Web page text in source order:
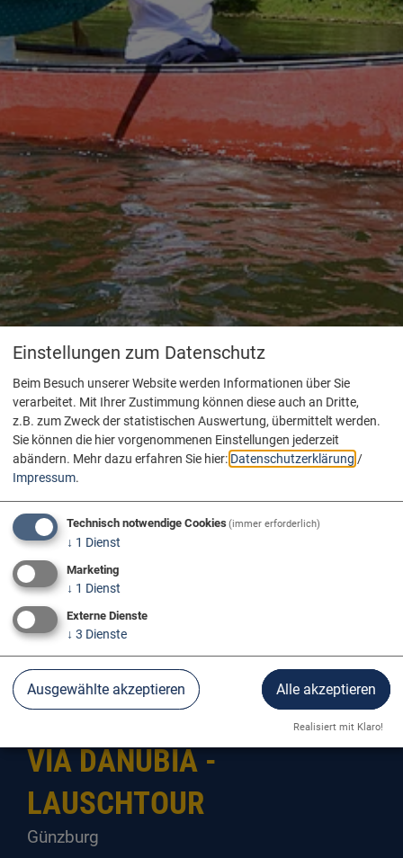
Radfahren
Donau Aktiv
VIA DANUBIA -
LAUSCHTOUR
Günzburg
Einstellungen zum Datenschutz
Beim Besuch unserer Website werden Informationen über Sie
verarbeitet. Mit Ihrer Zustimmung können diese auch an Dritte,
z.B. zum Zweck der statistischen Auswertung, übermittelt werden.
Sie können die hier vorgenommenen Einstellungen jederzeit
abändern. Mehr dazu erfahren Sie hier: Datenschutzerklärung /
Impressum.
Technisch notwendige Cookies(immer erforderlich)
↓ 1 Dienst
Marketing
↓ 1 Dienst
Externe Dienste
↓ 3 Dienste
Ausgewählte akzeptieren Alle akzeptieren
Realisiert mit Klaro!